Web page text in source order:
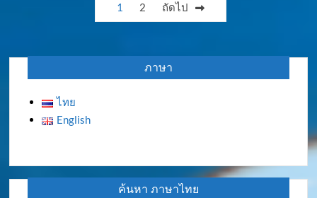
pagination
1 2 ถัดไป
ภาษา
ไทย
English
ค้นหา ภาษาไทย